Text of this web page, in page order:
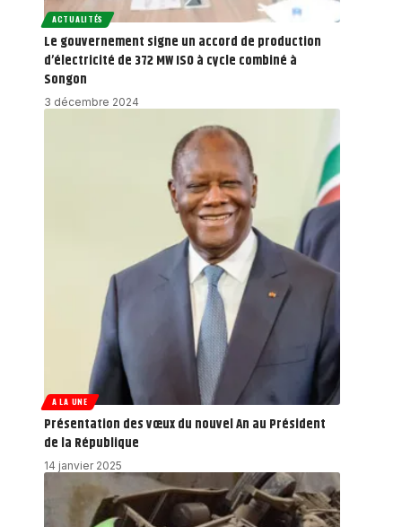
ACTUALITÉS
Le gouvernement signe un accord de production
d’électricité de 372 MW ISO à cycle combiné à
Songon
3 décembre 2024
A LA UNE
Présentation des vœux du nouvel An au Président
de la République
14 janvier 2025